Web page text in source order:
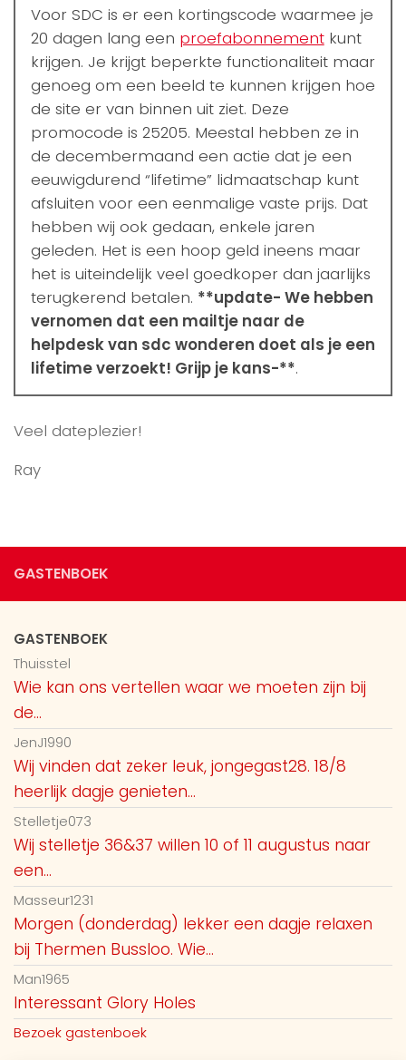
Voor SDC is er een kortingscode waarmee je
20 dagen lang een proefabonnementkunt
krijgen. Je krijgt beperkte functionaliteit maar
genoeg om een beeld te kunnen krijgen hoe
de site er van binnen uit ziet. Deze
promocode is 25205. Meestal hebben ze in
de decembermaand een actie dat je een
eeuwigdurend “lifetime” lidmaatschap kunt
afsluiten voor een eenmalige vaste prijs. Dat
hebben wij ook gedaan, enkele jaren
geleden. Het is een hoop geld ineens maar
het is uiteindelijk veel goedkoper dan jaarlijks
terugkerend betalen. **update- We hebben
vernomen dat een mailtje naar de
helpdesk van sdc wonderen doet als je een
lifetime verzoekt! Grijp je kans-**.
Veel dateplezier!
Ray
GASTENBOEK
GASTENBOEK
Thuisstel
Wie kan ons vertellen waar we moeten zijn bij
de...
JenJ1990
Wij vinden dat zeker leuk, jongegast28. 18/8
heerlijk dagje genieten...
Stelletje073
Wij stelletje 36&37 willen 10 of 11 augustus naar
een...
Masseur1231
Morgen (donderdag) lekker een dagje relaxen
bij Thermen Bussloo. Wie...
Man1965
Interessant Glory Holes
Bezoek gastenboek